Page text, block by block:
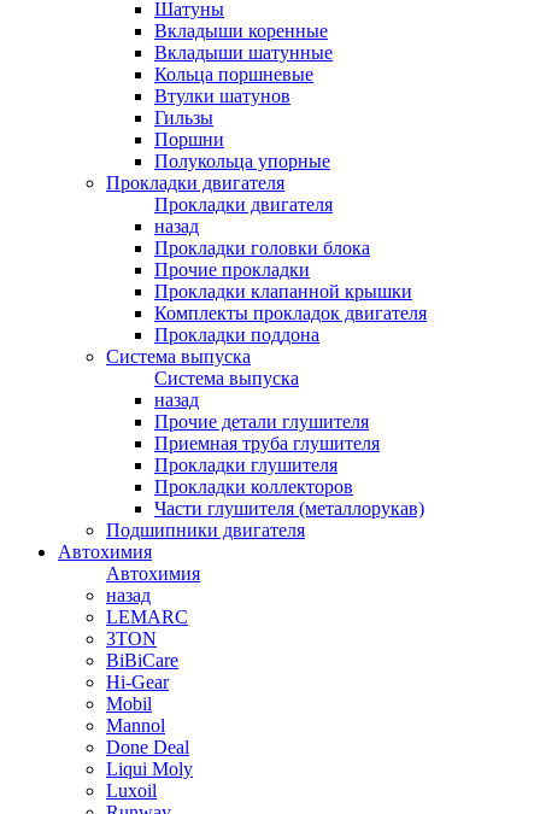
Шатуны
Вкладыши коренные
Вкладыши шатунные
Кольца поршневые
Втулки шатунов
Гильзы
Поршни
Полукольца упорные
Прокладки двигателя
Прокладки двигателя
назад
Прокладки головки блока
Прочие прокладки
Прокладки клапанной крышки
Комплекты прокладок двигателя
Прокладки поддона
Система выпуска
Система выпуска
назад
Прочие детали глушителя
Приемная труба глушителя
Прокладки глушителя
Прокладки коллекторов
Части глушителя (металлорукав)
Подшипники двигателя
Автохимия
Автохимия
назад
LEMARC
3TON
BiBiCare
Hi-Gear
Mobil
Mannol
Done Deal
Liqui Moly
Luxoil